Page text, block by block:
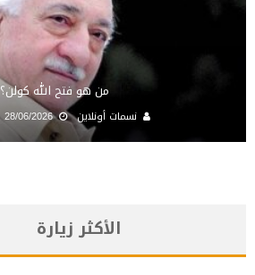
من هو فتح الله كولن؟
نسمات أونلاين 28/06/2026
الأكثر زيارة